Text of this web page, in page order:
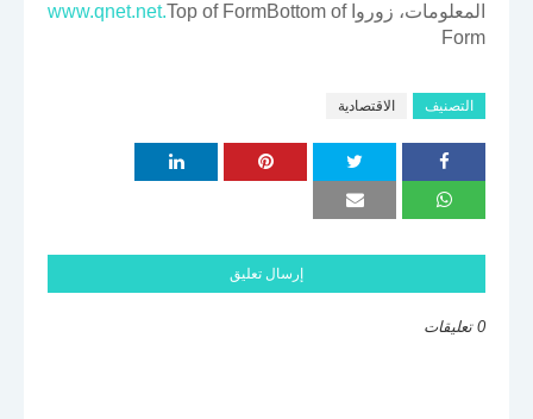
المعلومات، زوروا
www.qnet.net.Top of FormBottom of
Form
التصنيف الاقتصادية
إرسال تعليق
0 تعليقات